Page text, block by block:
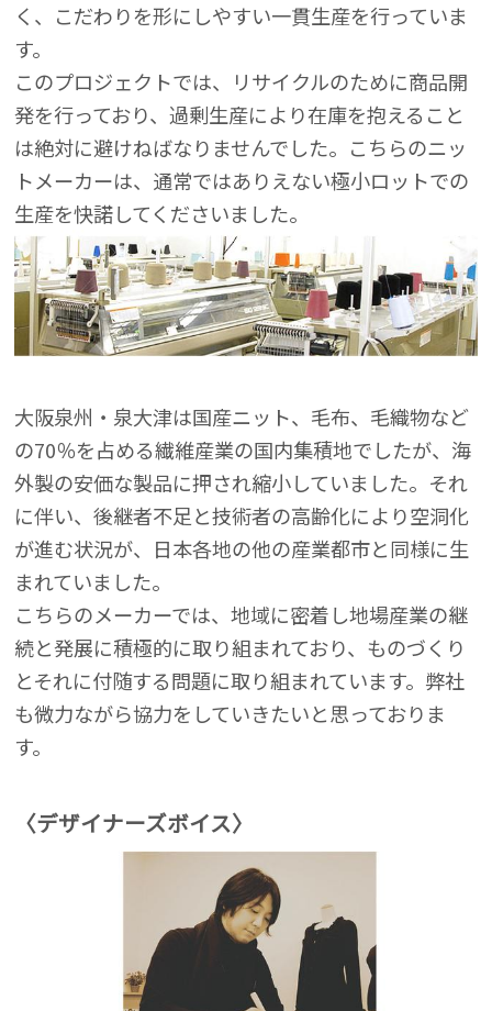
く、こだわりを形にしやすい一貫生産を行っていま
す。
このプロジェクトでは、リサイクルのために商品開
発を行っており、過剰生産により在庫を抱えること
は絶対に避けねばなりませんでした。こちらのニッ
トメーカーは、通常ではありえない極小ロットでの
生産を快諾してくださいました。
大阪泉州・泉大津は国産ニット、毛布、毛織物など
の70％を占める繊維産業の国内集積地でしたが、海
外製の安価な製品に押され縮小していました。それ
に伴い、後継者不足と技術者の高齢化により空洞化
が進む状況が、日本各地の他の産業都市と同様に生
まれていました。
こちらのメーカーでは、地域に密着し地場産業の継
続と発展に積極的に取り組まれており、ものづくり
とそれに付随する問題に取り組まれています。弊社
も微力ながら協力をしていきたいと思っておりま
す。
〈デザイナーズボイス〉